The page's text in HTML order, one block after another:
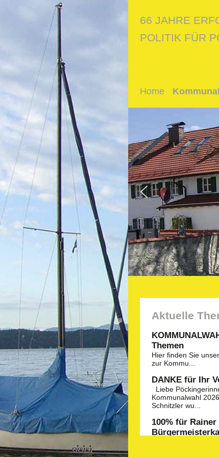
66 JAHRE
POLITIK FÜR
Home
Aktuelle
Themen
Hier finden Sie
zur Kommu...
DANKE für Ihr
Liebe
Kommunalwahl
Schnitzler wu...
100% für